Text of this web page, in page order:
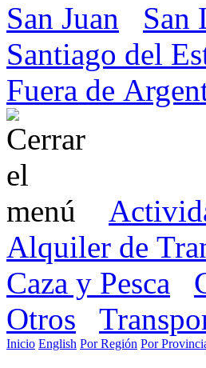
San Juan
San
Santiago del
Fuera de
Alquiler de
Caza y Pesca
Otros
Inicio English Por Región Por